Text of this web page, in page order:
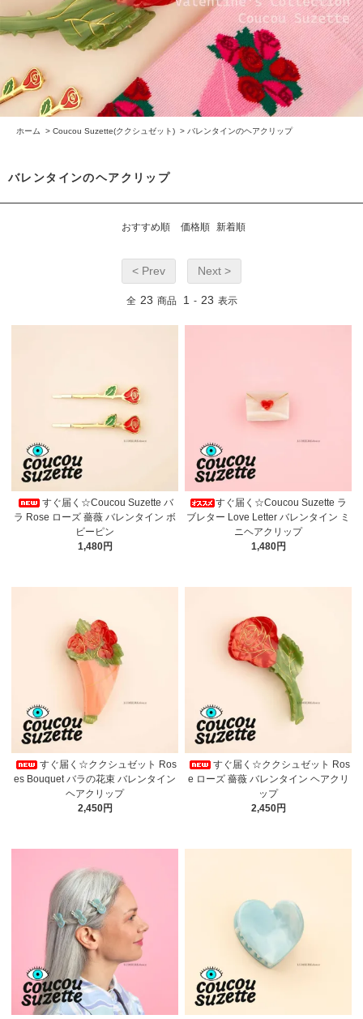
ホーム > Coucou Suzette(ククシュゼット) > バレンタインのヘアクリップ
バレンタインのヘアクリップ
おすすめ順 価格順 新着順
< Prev Next >
全 23 商品 1 - 23 表示
すぐ届く☆Coucou Suzette バ
ラ Rose ローズ 薔薇 バレンタイン ボ
ビーピン
1,480円
すぐ届く☆Coucou Suzette ラ
ブレター Love Letter バレンタイン ミ
ニヘアクリップ
1,480円
すぐ届く☆ククシュゼット Ros
es Bouquet バラの花束 バレンタイン
ヘアクリップ
2,450円
すぐ届く☆ククシュゼット Ros
e ローズ 薔薇 バレンタイン ヘアクリ
ップ
2,450円